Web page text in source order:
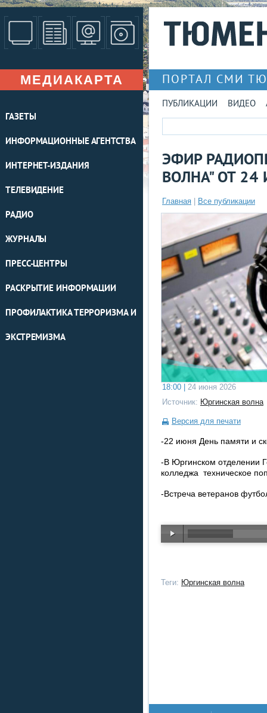
МЕДИАКАРТА
ГАЗЕТЫ
ИНФОРМАЦИОННЫЕ АГЕНТСТВА
ИНТЕРНЕТ-ИЗДАНИЯ
ТЕЛЕВИДЕНИЕ
РАДИО
ЖУРНАЛЫ
ПРЕСС-ЦЕНТРЫ
РАСКРЫТИЕ ИНФОРМАЦИИ
ПРОФИЛАКТИКА ТЕРРОРИЗМА И
ЭКСТРЕМИЗМА
ПОРТАЛ СМИ
ПУБЛИКАЦИИ ВИДЕО
ЭФИР
ВОЛНА" ОТ
Главная Все публикации
18:00 |
24 июня 2026
Источник: Юргинская волна
Версия для печати
-22 июня День памяти и
-В Юргинском отделении
колледжа техническое
-Встреча ветеранов
Теги: Юргинская волна